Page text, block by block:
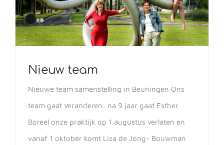
Nieuw team
Nieuwe team samenstelling in Beuningen Ons
team gaat veranderen: na 9 jaar gaat Esther
Boreel onze praktijk op 1 augustus verlaten en
vanaf 1 oktober komt Liza de Jong- Bouwman